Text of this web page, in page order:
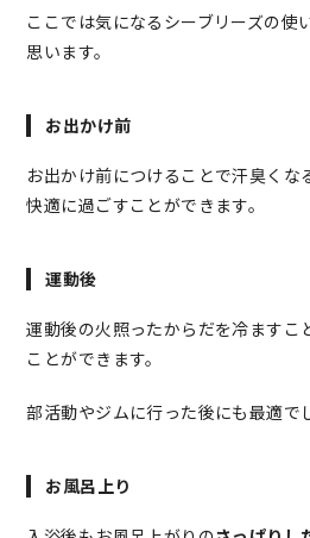
ここでは気になるシーブリーズの使
思います。
お出かけ前
お出かけ前につけることで汗臭くな
快適に過ごすことができます。
運動後
運動後の火照ったからだを冷ますこ
ことができます。
部活動やジムに行った後にも最適で
お風呂上り